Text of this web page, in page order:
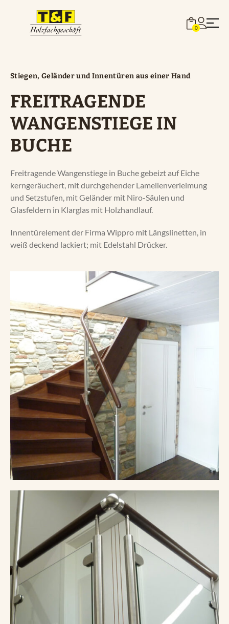
springen
Böden
Stiegen
Türen
Terrassen
Unser Weg
Kontakt
0
Stiegen, Geländer und Innentüren aus einer Hand
FREITRAGENDE
WANGENSTIEGE IN
BUCHE
Freitragende Wangenstiege in Buche gebeizt auf Eiche
kerngeräuchert, mit durchgehender Lamellenverleimung
und Setzstufen, mit Geländer mit Niro-Säulen und
Glasfeldern in Klarglas mit Holzhandlauf.
Innentürelement der Firma Wippro mit Längslinetten, in
weiß deckend lackiert; mit Edelstahl Drücker.